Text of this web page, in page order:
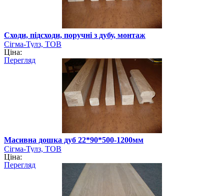
Сходи, підсходи, поручні з дубу, монтаж
Сігма-Тулз, ТОВ
Ціна:
Перегляд
Масивна дошка дуб 22*90*500-1200мм
Сігма-Тулз, ТОВ
Ціна:
Перегляд